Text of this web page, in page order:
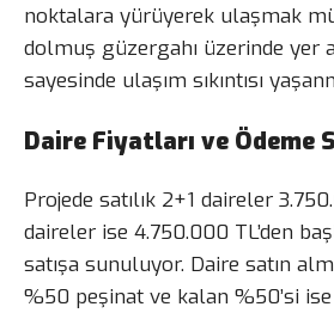
noktalara yürüyerek ulaşmak
dolmuş güzergahı üzerinde yer
sayesinde ulaşım sıkıntısı
Daire Fiyatları ve Ödeme
Projede satılık 2+1 daireler
daireler ise 4.750.000 TL’den
satışa sunuluyor. Daire satın
%50 peşinat ve kalan %50’si